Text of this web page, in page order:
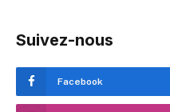
Suivez-nous
Facebook